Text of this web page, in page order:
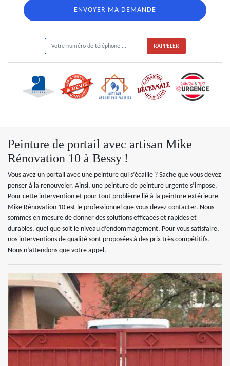
Peinture de portail avec artisan Mike
Rénovation 10 à Bessy !
Vous avez un portail avec une peinture qui s’écaille ? Sache que vous devez
penser à la renouveler. Ainsi, une peinture de peinture urgente s’impose.
Pour cette intervention et pour tout problème lié à la peinture extérieure
Mike Rénovation 10 est le professionnel que vous devez contacter. Nous
sommes en mesure de donner des solutions efficaces et rapides et
durables, quel que soit le niveau d’endommagement. Pour vous satisfaire,
nos interventions de qualité sont proposées à des prix très compétitifs.
Nous n’attendons que votre appel.